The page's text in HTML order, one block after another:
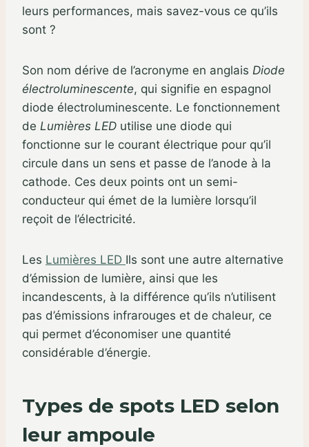
leurs performances, mais savez-vous ce qu’ils
sont ?
Son nom dérive de l’acronyme en anglais Diode
électroluminescente, qui signifie en espagnol
diode électroluminescente. Le fonctionnement
de Lumières LED utilise une diode qui
fonctionne sur le courant électrique pour qu’il
circule dans un sens et passe de l’anode à la
cathode. Ces deux points ont un semi-
conducteur qui émet de la lumière lorsqu’il
reçoit de l’électricité.
Les Lumières LED Ils sont une autre alternative
d’émission de lumière, ainsi que les
incandescents, à la différence qu’ils n’utilisent
pas d’émissions infrarouges et de chaleur, ce
qui permet d’économiser une quantité
considérable d’énergie.
Types de spots LED selon
leur ampoule